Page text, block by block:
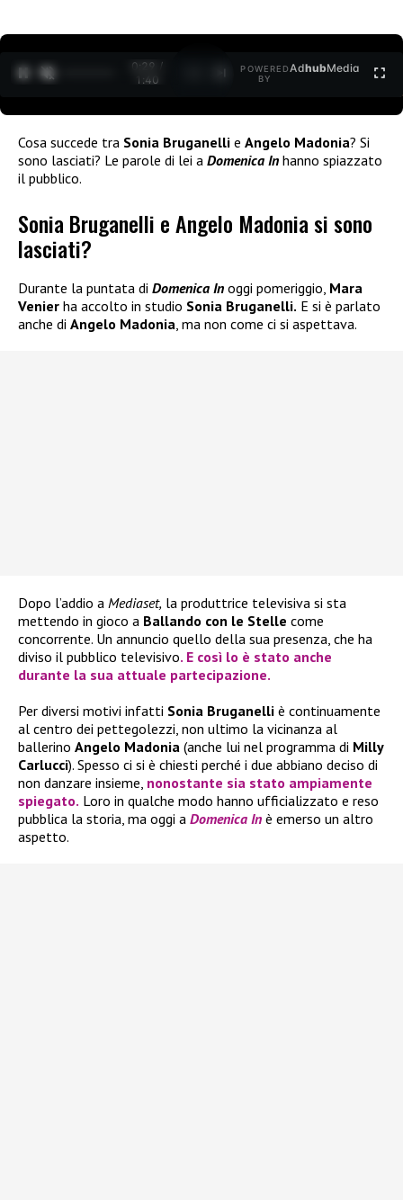
0:30 /
1:40
POWERED
BY
AdhubMedia
Cosa succede tra Sonia Bruganelli e Angelo Madonia? Si
sono lasciati? Le parole di lei a Domenica In hanno spiazzato
il pubblico.
Sonia Bruganelli e Angelo Madonia si sono
lasciati?
Durante la puntata di Domenica In oggi pomeriggio, Mara
Venier ha accolto in studio Sonia Bruganelli. E si è parlato
anche di Angelo Madonia, ma non come ci si aspettava.
Dopo l’addio a Mediaset, la produttrice televisiva si sta
mettendo in gioco a Ballando con le Stelle come
concorrente. Un annuncio quello della sua presenza, che ha
diviso il pubblico televisivo. E così lo è stato anche
durante la sua attuale partecipazione.
Per diversi motivi infatti Sonia Bruganelli è continuamente
al centro dei pettegolezzi, non ultimo la vicinanza al
ballerino Angelo Madonia (anche lui nel programma di Milly
Carlucci). Spesso ci si è chiesti perché i due abbiano deciso di
non danzare insieme, nonostante sia stato ampiamente
spiegato. Loro in qualche modo hanno ufficializzato e reso
pubblica la storia, ma oggi a Domenica In è emerso un altro
aspetto.